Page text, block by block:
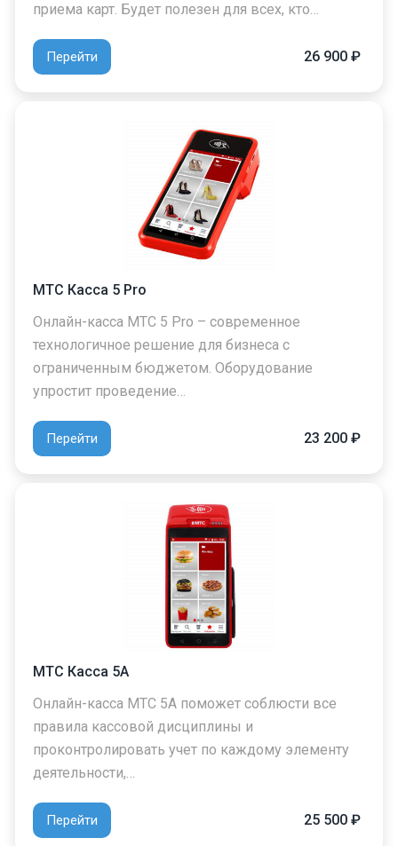
приема карт. Будет полезен для всех, кто…
Перейти 26 900 ₽
МТС Касса 5 Pro
Онлайн-касса МТС 5 Pro – современное
технологичное решение для бизнеса с
ограниченным бюджетом. Оборудование
упростит проведение…
Перейти 23 200 ₽
МТС Касса 5А
Онлайн-касса МТС 5А поможет соблюсти все
правила кассовой дисциплины и
проконтролировать учет по каждому элементу
деятельности,…
Перейти 25 500 ₽